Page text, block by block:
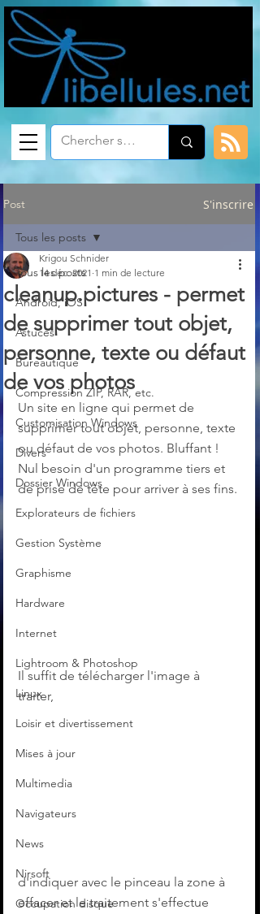
Post S'inscrire
Tous les posts
Android, iOS
Astuces
Bureautique
Compression ZIP, RAR, etc.
Customisation Windows
Divers
Dossier Windows
Explorateurs de fichiers
Gestion Système
Graphisme
Hardware
Internet
Lightroom & Photoshop
Linux
Loisir et divertissement
Mises à jour
Multimedia
Navigateurs
News
Nirsoft
Occupation disque
Tous les posts
cleanup.pictures - permet
de supprimer tout objet,
personne, texte ou défaut
de vos photos
Krigou Schnider
14 déc. 2021 1 min de lecture
Un site en ligne qui permet de
supprimer tout objet, personne, texte
ou défaut de vos photos. Bluffant !
Nul besoin d'un programme tiers et
de prise de tête pour arriver à ses fins.
Il suffit de télécharger l'image à
traiter,
d'indiquer avec le pinceau la zone à
effacer et le traitement s'effectue